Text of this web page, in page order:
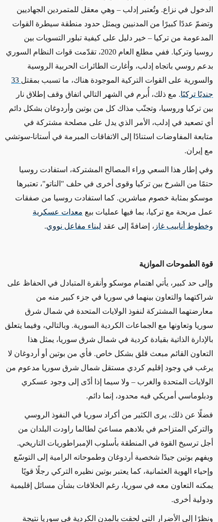
الدخول في نزاع. وتُعتبر إدلب – وهي معقل للمتمردين الجهاديين
وتضمّ عددًا كبيرًا من المدنيين ويمثل حدود منطقة سيطرة القوات
المدعومة من تركيا – خير دليل على كيفية تبلور التسويات بين
روسيا وتركيا. ففي مطلع العام 2020، تقدّمت قوات النظام السوري
بدعم روسي باتجاه إدلب، وأغارت الطائرات الحربية الروسية
والسورية على القوات التركية الموجودة هناك، ما تسبب بمقتل
جنديا تركيا. مع ذلك، أُبرم في الشهر التالي اتفاق وقف إطلاق نار
بين تركيا وروسيا، وتجنّب مذاك كل من بوتين وأردوغان بشكل دائم
أي تصعيد في إدلب، الأمر الذي يدل على مصلحة مشتركة في
متابعة المفاوضات استنادًا إلى الاتفاقات المبرمة في أستانا-سوتشي
مع إيران.
وفي إطار هذا السعي وراء المصالح المشتركة، استفادت روسيا
حتمًا من الشرخ بين تركيا وقوى أخرى في حلف "الناتو"، تعتبرها
موسكو بمثابة خصوم مباشرين. كما استفادت روسيا من صفقات
عمل مربحة مع تركيا، بما فيها عمليات بيع معدات عسكرية
وخطوط أنابيب غاز ، إضافةً إلى عقد لبناء مفاعل نووي.
قوة الطموحات الموازية
وإلى حد كبير، يأتي اهتمام موسكو وأنقرة المتبادل في الحفاظ على
شراكتهما والتعاون بينهما في سوريا في جزء كبير منه من
معارضتهما المشتركة لنفوذ الولايات المتحدة في شمال شرق
سوريا وتعاونها مع الجماعات الكردية السورية. وبالتالي، وفيما يتعلق
بالإدارة الذاتية بقيادة كردية في شمال شرق سوريا، يمثل هذا
التعاون القائم مبعث قلق بشكل خاص. فأي من بوتين أو أردوغان لا
يرغب في وجود إقليم كردي مستقل شمال شرق سوريا مدعوم من
الولايات المتحدة والغرب – ولا سيما إذا أدّى إلى وجود عسكري
ودبلوماسي أمريكي فيه محدود، إنما دائم.
فضلًا عن ذلك، يرى الكثير من أكراد سوريا في النفوذ الروسي
والتركي المتزاحم في بلادهم مساعيَ لطالما راودت البلدان من
أجل ترسيخ القوة في المنطقة بأسلوب الإمبراطوريات التاريخي.
ويفهم بوتين جيدًا شخصية أردوغان وطموحاته الرامية إلى التوسّع
وإحياء الهوية العثمانية، كما يعتبر بوتين نظيره التركي رجلًا قويًا
يمكنه التعاون معه في سوريا، رغم الخلافات بشأن مسائل إقليمية
ودولية أخرى.
ونظرًا إلى الأضرار التي لحقت بالمدن الكردية في سوريا نتيجة